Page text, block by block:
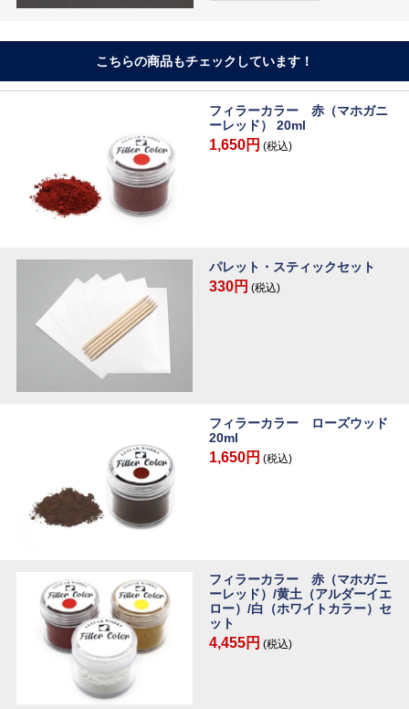
こちらの商品もチェックしています！
フィラーカラー 赤（マホガニ
ーレッド） 20ml
1,650円 (税込)
パレット・スティックセット
330円 (税込)
フィラーカラー ローズウッド
20ml
1,650円 (税込)
フィラーカラー 赤（マホガニ
ーレッド）/黄土（アルダーイエ
ロー）/白（ホワイトカラー）セ
ット
4,455円 (税込)